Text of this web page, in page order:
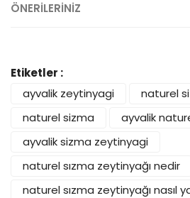
ÖNERİLERİNİZ
Etiketler :
ayvalik zeytinyagi
naturel
naturel sizma
ayvalik
ayvalik sizma zeytinyagi
naturel sızma zeytinyağı nedir
naturel sızma zeytinyağı nasıl